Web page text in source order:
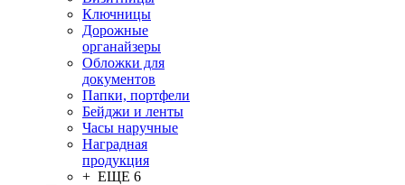
Ключницы
Дорожные
органайзеры
Обложки для
документов
Папки, портфели
Бейджи и ленты
Часы наручные
Наградная
продукция
+ ЕЩЕ 6